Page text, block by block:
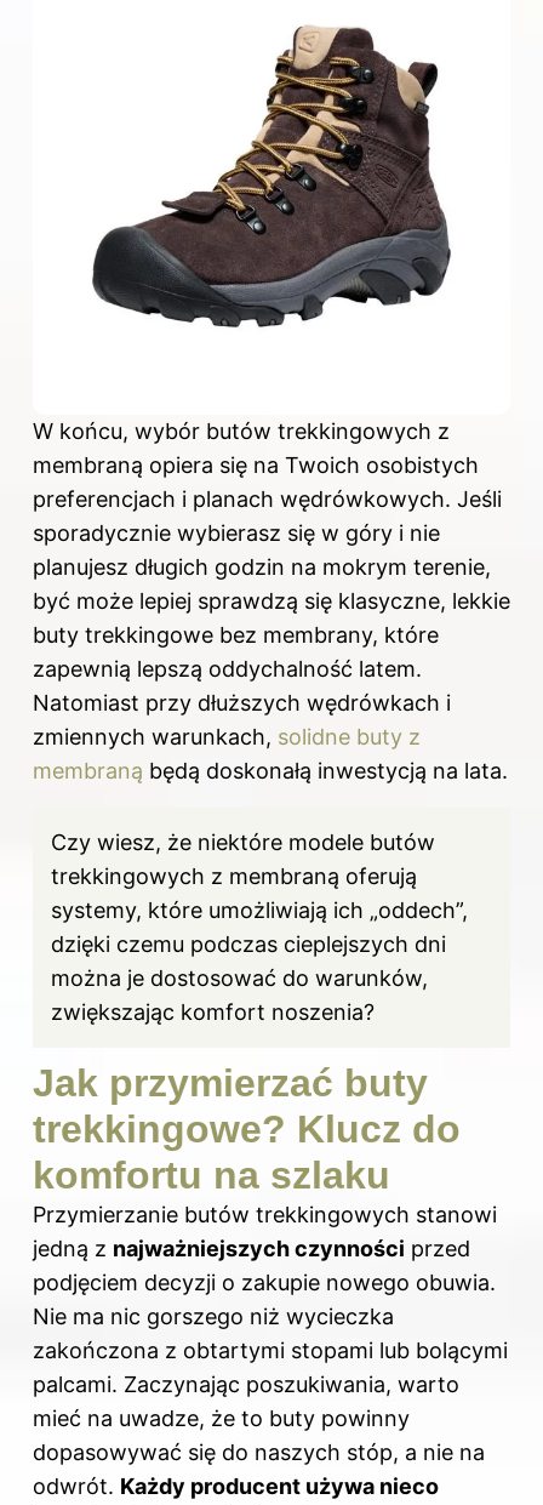
W końcu, wybór butów trekkingowych z
membraną opiera się na Twoich osobistych
preferencjach i planach wędrówkowych. Jeśli
sporadycznie wybierasz się w góry i nie
planujesz długich godzin na mokrym terenie,
być może lepiej sprawdzą się klasyczne, lekkie
buty trekkingowe bez membrany, które
zapewnią lepszą oddychalność latem.
Natomiast przy dłuższych wędrówkach i
zmiennych warunkach, solidne buty z
membraną będą doskonałą inwestycją na lata.
Czy wiesz, że niektóre modele butów
trekkingowych z membraną oferują
systemy, które umożliwiają ich „oddech”,
dzięki czemu podczas cieplejszych dni
można je dostosować do warunków,
zwiększając komfort noszenia?
Jak przymierzać buty
trekkingowe? Klucz do
komfortu na szlaku
Przymierzanie butów trekkingowych stanowi
jedną z najważniejszych czynności przed
podjęciem decyzji o zakupie nowego obuwia.
Nie ma nic gorszego niż wycieczka
zakończona z obtartymi stopami lub bolącymi
palcami. Zaczynając poszukiwania, warto
mieć na uwadze, że to buty powinny
dopasowywać się do naszych stóp, a nie na
odwrót. Każdy producent używa nieco